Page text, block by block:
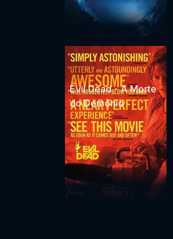
Evil Dead - A Morte
do Demônio